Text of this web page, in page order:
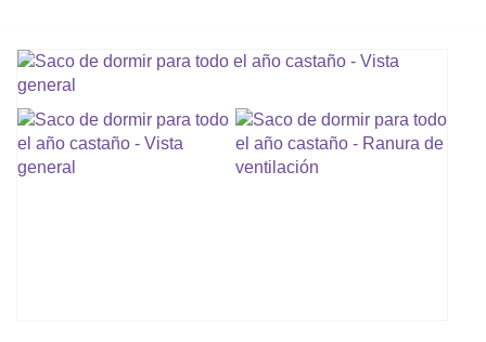
COLCHONES Y ACCESORIOS
Colchón De Colecho, Cuna & Co
SACOS DE DORMIR
El país de nuestros sueños
BETTER DREAMS
Conocimientos

Encuentra tu colchón